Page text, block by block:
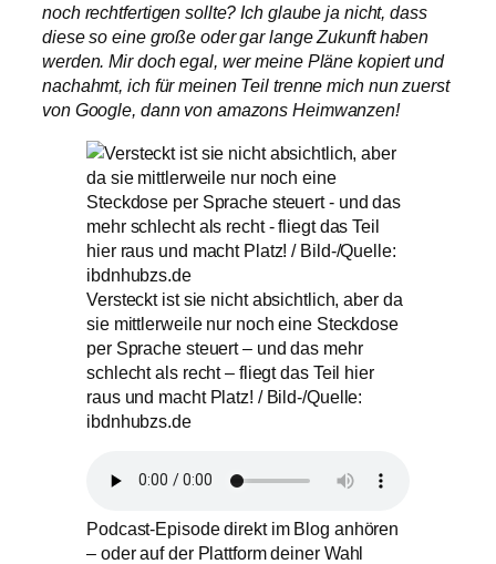
noch rechtfertigen sollte? Ich glaube ja nicht, dass
diese so eine große oder gar lange Zukunft haben
werden. Mir doch egal, wer meine Pläne kopiert und
nachahmt, ich für meinen Teil trenne mich nun zuerst
von Google, dann von amazons Heimwanzen!
Versteckt ist sie nicht absichtlich, aber da
sie mittlerweile nur noch eine Steckdose
per Sprache steuert – und das mehr
schlecht als recht – fliegt das Teil hier
raus und macht Platz! / Bild-/Quelle:
ibdnhubzs.de
Podcast-Episode direkt im Blog anhören
– oder auf der Plattform deiner Wahl